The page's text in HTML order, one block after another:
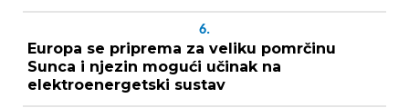
6.
Europa se priprema za veliku pomrčinu
Sunca i njezin mogući učinak na
elektroenergetski sustav